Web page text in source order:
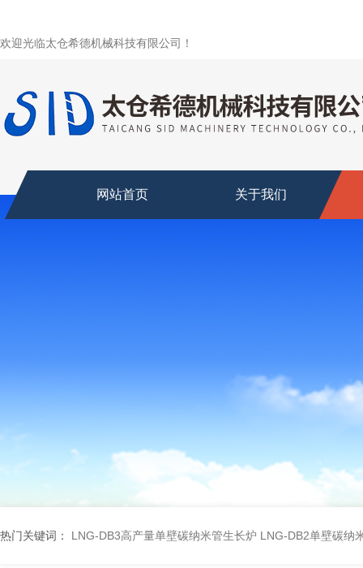
欢迎光临太仓希德机械科技有限公司！
网站首页 关于我们
热门关键词： LNG-DB3高产量单壁碳纳米管生长炉 LNG-DB2单壁碳纳